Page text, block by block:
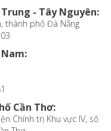
- Tây Nguyên:
thành phố Đà Nẵng
Cần Thơ:
Chính trị Khu vực IV, số